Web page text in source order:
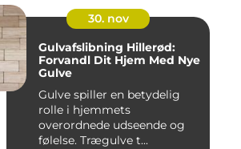
30. nov
Gulvafslibning Hillerød:
Forvandl Dit Hjem Med Nye
Gulve
Gulve spiller en betydelig
rolle i hjemmets
overordnede udseende og
følelse. Trægulve t...